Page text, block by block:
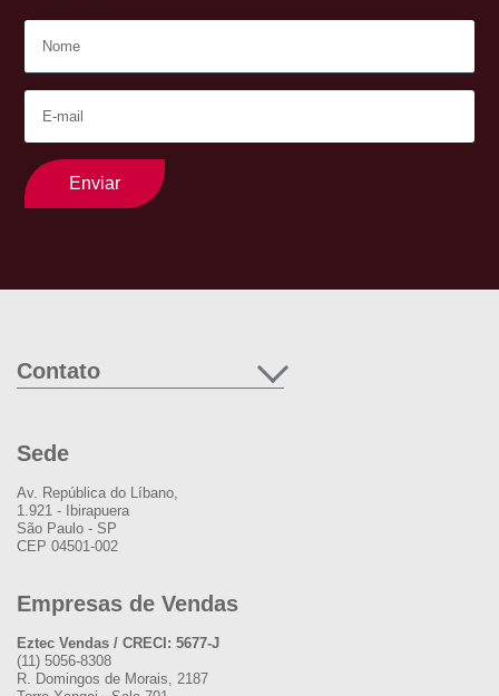
Enviar
Contato
Sede
Av. República do Líbano,
1.921 - Ibirapuera
São Paulo - SP
CEP 04501-002
Empresas de Vendas
Eztec Vendas / CRECI: 5677-J
(11) 5056-8308
R. Domingos de Morais, 2187